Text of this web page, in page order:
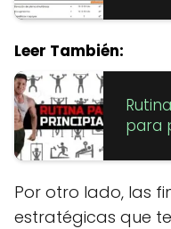
Leer También:
para
Por otro lado, las
estratégicas que